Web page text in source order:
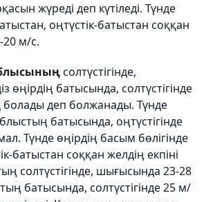
жүреді деп күтіледі. Түнде
оңтүстік-батыстан соққан
20 м/с.
солтүстігінде,
өңірдің батысында, солтүстігінде
болады деп болжанады. Түнде
батысында, оңтүстігінде
Түнде өңірдің басым бөлігінде
батыстан соққан желдің екпіні
солтүстігінде, шығысында 23-28
батысында, солтүстігінде 25 м/